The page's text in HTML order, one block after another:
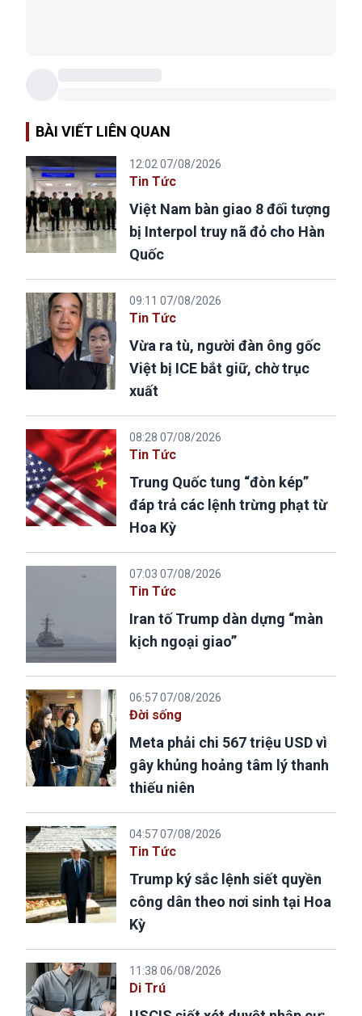
BÀI VIẾT LIÊN QUAN
12:02 07/08/2026
Tin Tức
Việt Nam bàn giao 8 đối tượng
bị Interpol truy nã đỏ cho Hàn
Quốc
09:11 07/08/2026
Tin Tức
Vừa ra tù, người đàn ông gốc
Việt bị ICE bắt giữ, chờ trục
xuất
08:28 07/08/2026
Tin Tức
Trung Quốc tung “đòn kép”
đáp trả các lệnh trừng phạt từ
Hoa Kỳ
07:03 07/08/2026
Tin Tức
Iran tố Trump dàn dựng “màn
kịch ngoại giao”
06:57 07/08/2026
Đời sống
Meta phải chi 567 triệu USD vì
gây khủng hoảng tâm lý thanh
thiếu niên
04:57 07/08/2026
Tin Tức
Trump ký sắc lệnh siết quyền
công dân theo nơi sinh tại Hoa
Kỳ
11:38 06/08/2026
Di Trú